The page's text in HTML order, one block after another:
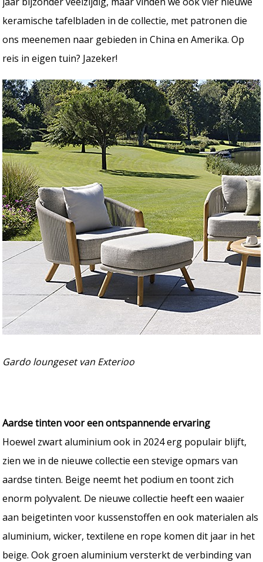
keramische tafelbladen in de collectie, met patronen die
ons meenemen naar gebieden in China en Amerika. Op
reis in eigen tuin? Jazeker!
Gardo loungeset van Exterioo
Aardse tinten voor een ontspannende ervaring
Hoewel zwart aluminium ook in 2024 erg populair blijft,
zien we in de nieuwe collectie een stevige opmars van
aardse tinten. Beige neemt het podium en toont zich
enorm polyvalent. De nieuwe collectie heeft een waaier
aan beigetinten voor kussenstoffen en ook materialen als
aluminium, wicker, textilene en rope komen dit jaar in het
beige. Ook groen aluminium versterkt de verbinding van